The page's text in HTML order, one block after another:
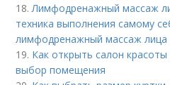
18.Лимфодренажный массаж
техника выполнения самому
лимфодренажный массаж лица
19. Как открыть салон
выбор помещения